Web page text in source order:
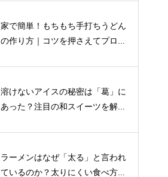
家で簡単！もちもち手打ちうどん
の作り方｜コツを押さえてプロ...
溶けないアイスの秘密は「葛」に
あった？注目の和スイーツを解...
ラーメンはなぜ「太る」と言われ
ているのか？太りにくい食べ方...